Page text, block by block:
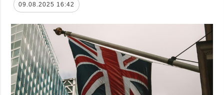
被占領地
政治
経済・復興
防衛
社会・文化
スポーツ
09.08.2025 16:42